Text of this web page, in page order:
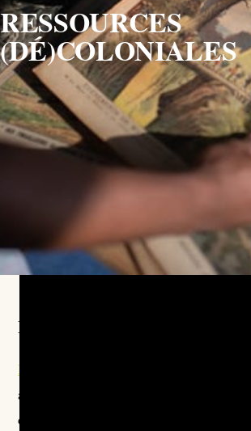
RESSOURCES
(DÉ)COLONIALES
LES INTERVENANT·ES À
Mathieu Burgalassi
anthropologue français, spécialisé dans
droites radicales et des dynamiques de